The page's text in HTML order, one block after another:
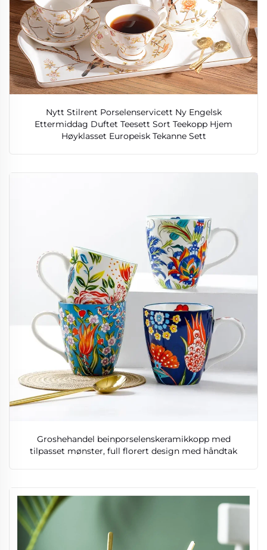
Nytt Stilrent Porselenservicett Ny Engelsk
Ettermiddag Duftet Teesett Sort Teekopp Hjem
Høyklasset Europeisk Tekanne Sett
Groshehandel beinporselenskeramikkopp med
tilpasset mønster, full florert design med håndtak